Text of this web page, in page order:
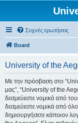
Συχνές ερωτήσεις
Board
University of the
Με την πρόσβαση στο
μας”, “University of the
δεσμεύεστε νομικά από
δεσμεύεστε νομικά από
δημιουργήσετε κάποιον